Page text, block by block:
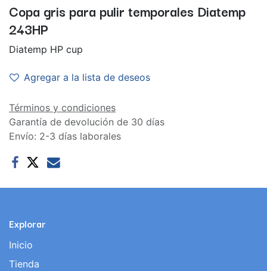
Copa gris para pulir temporales Diatemp
243HP
Diatemp HP cup
Agregar a la lista de deseos
Términos y condiciones
Garantía de devolución de 30 días
Envío: 2-3 días laborales
Explorar
Inicio
Tienda